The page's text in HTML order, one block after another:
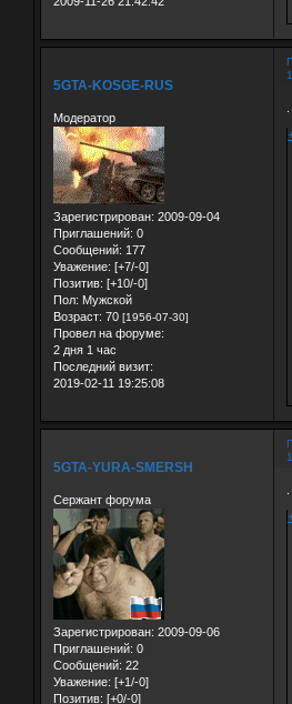
5GTA-KOSGE-RUS
Модератор
Зарегистрирован: 2009-09-04
Приглашений: 0
Сообщений: 177
Уважение: [+7/-0]
Позитив: [+10/-0]
Пол: Мужской
Возраст: 70 [1956-07-30]
Провел на форуме:
2 дня 1 час
Последний визит:
2019-02-11 19:25:08
5GTA-YURA-SMERSH
Сержант форума
Зарегистрирован: 2009-09-06
Приглашений: 0
Сообщений: 22
Уважение: [+1/-0]
Позитив: [+0/-0]
.